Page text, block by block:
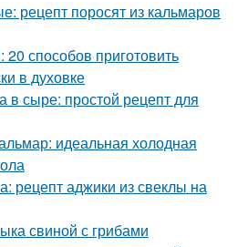
рецепт поросят из кальмаров
способов приготовить
в духовке
в сыре: простой рецепт для
идеальная холодная
рецепт аджики из свеклы на
свиной с грибами